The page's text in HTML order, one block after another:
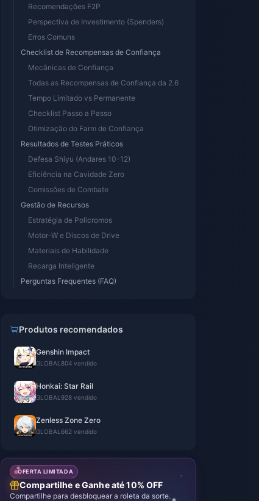
Recomendações F2P
Perspectiva de Investimento (Spenders)
Erros Comuns
Checklist de Recompensas de Confiança
Mecânicas de Confiança
Todas as Recompensas de Confiança da 2.6
Tempo Limitado vs Permanente
Checklist Passo a Passo
Otimização do Farm de Confiança
Resultados de Testes Práticos
Defesa Shiyu (Andares 10-12)
Eficiência na Cavidade Zero
Comissões de Combate
Gestão de Recursos
Estratégia de Policromos
Motor-W e Discos de Drive
Materiais de Habilidade
Recarga Inteligente
Perguntas Frequentes (FAQ)
Produtos recomendados
Genshin Impact
GLOBAL 804 vendido
Honkai: Star Rail
GLOBAL 928 vendido
Zenless Zone Zero
GLOBAL 662 vendido
OFERTA LIMITADA
Compartilhe e Ganhe até 10% OFF
Compartilhe para desbloquear a roleta da sorte.